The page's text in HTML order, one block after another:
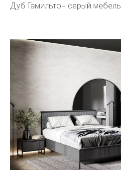
Дуб Гамильтон серый мебель